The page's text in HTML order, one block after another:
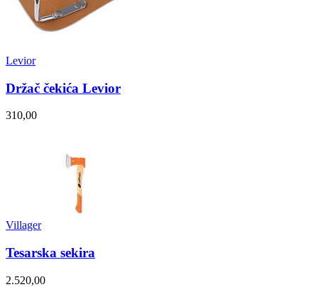
Levior
Držač čekića Levior
310,00
Villager
Tesarska sekira
2.520,00